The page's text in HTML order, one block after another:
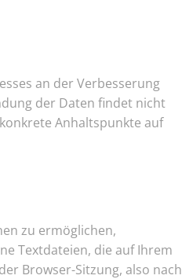
an der Verbesserung
der Daten findet nicht
Anhaltspunkte auf
zu ermöglichen,
Textdateien, die auf Ihrem
Browser-Sitzung, also nach